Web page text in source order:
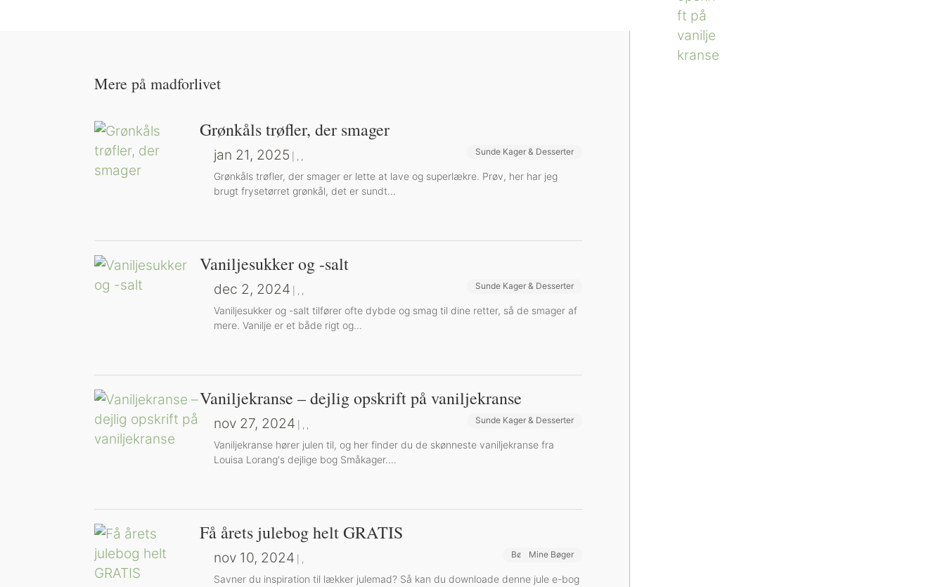
Mere på madforlivet
Grønkåls trøfler, der smager
jan 21, 2025 Bog-omtaler
, Bøger og Kurser
, Sunde Kager & Desserter
Grønkåls trøfler, der smager er lette at lave og superlækre. Prøv, her har jeg
brugt frysetørret grønkål, det er sundt...
Vaniljesukker og -salt
dec 2, 2024 Bog-omtaler
, Bøger og Kurser
, Sunde Kager & Desserter
Vaniljesukker og -salt tilfører ofte dybde og smag til dine retter, så de smager af
mere. Vanilje er et både rigt og...
Vaniljekranse – dejlig opskrift på vaniljekranse
nov 27, 2024 Bog-omtaler
, Bøger og Kurser
, Sunde Kager & Desserter
Vaniljekranse hører julen til, og her finder du de skønneste vaniljekranse fra
Louisa Lorang's dejlige bog Småkager....
Få årets julebog helt GRATIS
nov 10, 2024 Bøger og Kurser
, Mine Bøger
Savner du inspiration til lækker julemad? Så kan du downloade denne jule e-bog